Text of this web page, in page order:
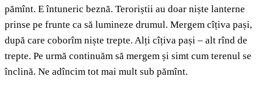
pămînt. E întuneric beznă. Teroriștii au doar niște lanterne
prinse pe frunte ca să lumineze drumul. Mergem cîțiva pași,
după care coborîm niște trepte. Alți cîțiva pași – alt rînd de
trepte. Pe urmă continuăm să mergem și simt cum terenul se
înclină. Ne adîncim tot mai mult sub pămînt.